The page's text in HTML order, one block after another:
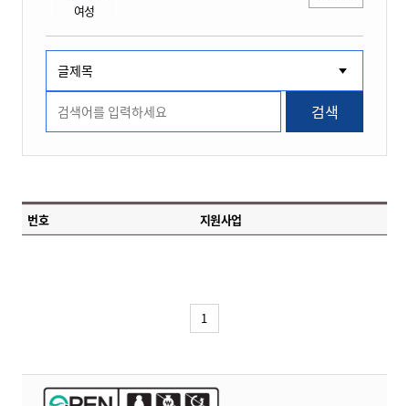
여성
검색
번호 지원사업
1